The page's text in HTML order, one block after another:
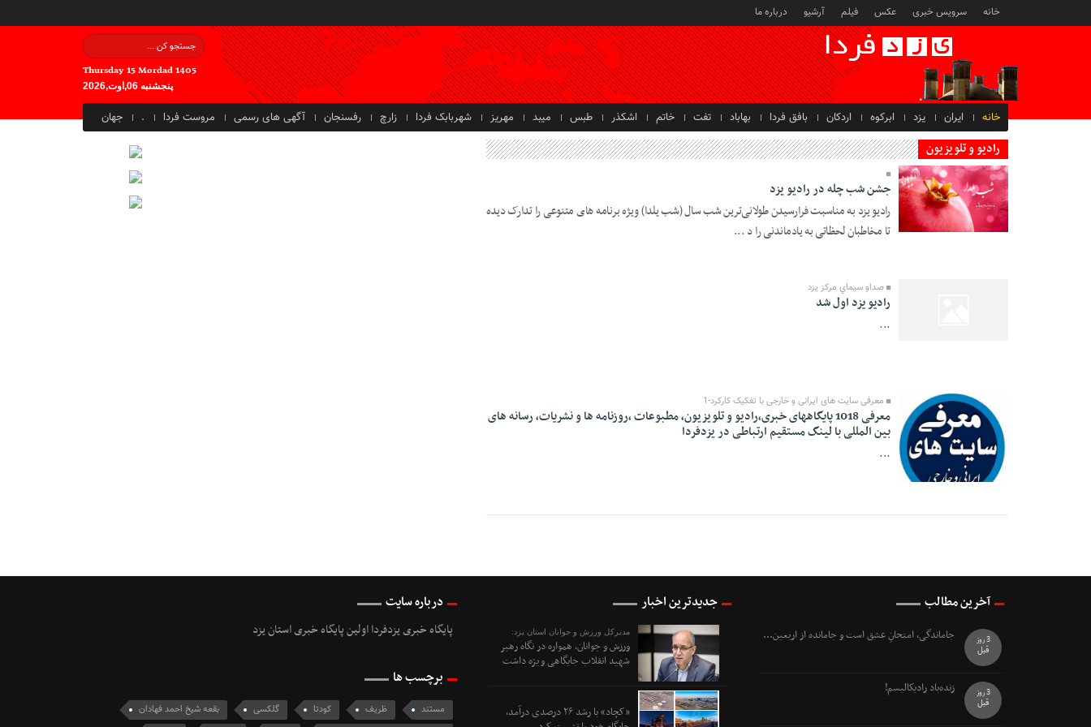
خانه سرویس خبری عکس فیلم آرشیو درباره ما
Thursday 15 Mordad 1405
پنجشنبه 06,اوت,2026
خانه ایران یزد ابرکوه اردکان بافق فردا بهاباد تفت خاتم اشکذر طبس میبد مهریز شهربابک فردا زارچ رفسنجان آگهی های رسمی مروست فردا . جهان
رادیو و تلویزیون
24 Azar 1398 - 11:10
جشن شب چله در رادیو یزد
رادیو یزد به مناسبت فرارسیدن طولانی‌ترین شب سال (شب یلدا) ویژه برنامه های متنوعی را تدارک دیده
تا مخاطبان لحظاتی به یادماندنی را د ...
صداو سيماي مركز يزد
راديو يزد اول شد
...
معرفی سایت های ایرانی و خارجی با تفکیک کارکرد-1
معرفی 1018 پایگاههای خبری،رادیو و تلویزیون، مطبوعات ،روزنامه ها و نشریات، رسانه های
بین المللی با لینگ مستقیم ارتباطی در یزدفردا
...
آخرین مطالب
جاماندگی، امتحانِ عشق است و جامانده از اربعین...
3 روز
قبل
زنده‌باد رادیکالیسم!
3 روز
قبل
جدیدترین اخبار
مدیرکل ورزش و جوانان استان یزد:
ورزش و جوانان، همواره در نگاه رهبر
شهید انقلاب جایگاهی ویژه داشت
«کچاد» با رشد ۲۶ درصدی درآمد،
درباره سایت
پایگاه خبری یزدفردا اولین پایگاه خبری استان یزد
برچسب ها
مستند ظریف کودتا گلکسی
بقعه شیخ احمد فهادان